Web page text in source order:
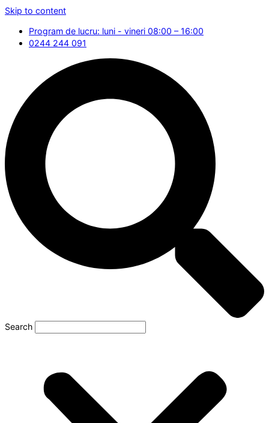
Skip to content
Program de lucru: luni - vineri 08:00 – 16:00
0244 244 091
Search